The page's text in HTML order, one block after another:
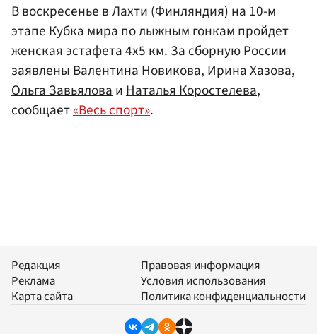
В воскресенье в Лахти (Финляндия) на 10-м
этапе Кубка мира по лыжным гонкам пройдет
женская эстафета 4х5 км. За сборную России
заявленыВалентина Новикова,Ирина Хазова,
Ольга ЗавьяловаиНаталья Коростелева,
сообщает«Весь спорт».
Редакция
Реклама
Карта сайта
Правовая информация
Условия использования
Политика конфиденциальности